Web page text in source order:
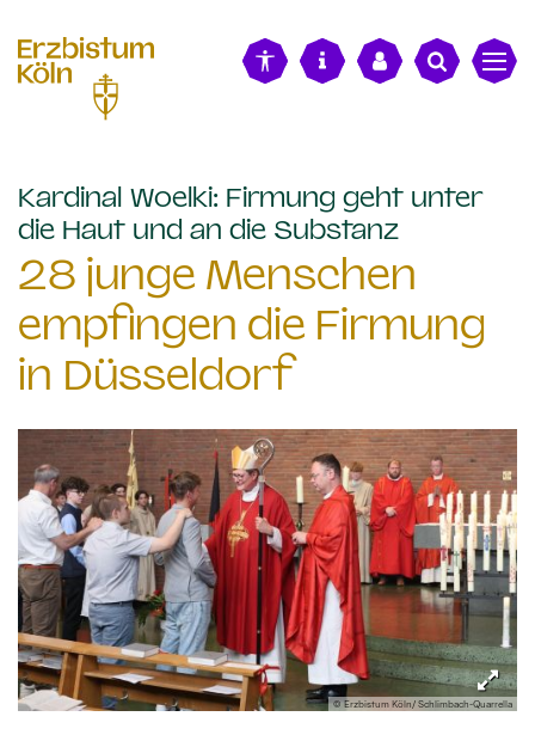
Kardinal Woelki: Firmung geht unter
die Haut und an die Substanz
28 junge Menschen
empfingen die Firmung
in Düsseldorf
© Erzbistum Köln/ Schlimbach-Quarrella